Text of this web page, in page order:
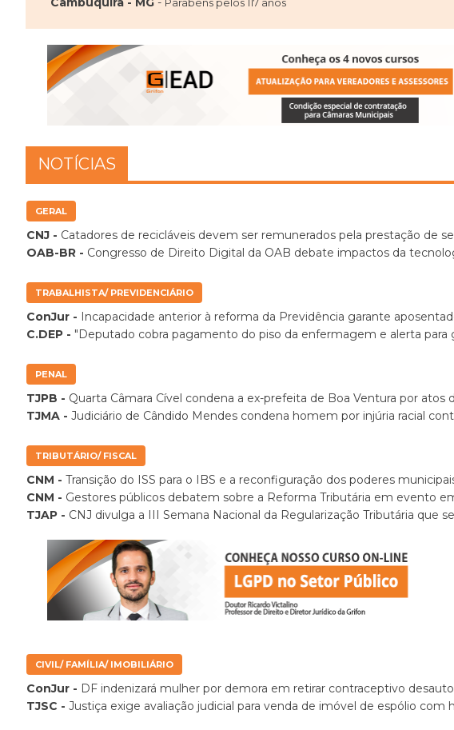
NOTÍCIAS
GERAL
CNJ - Catadores de recicláveis devem ser remunerados pela prestação de
OAB-BR - Congresso de Direito Digital da OAB debate impactos da
TRABALHISTA/ PREVIDENCIÁRIO
ConJur - Incapacidade anterior à reforma da Previdência garante
C.DEP - "Deputado cobra pagamento do piso da enfermagem e alerta para
PENAL
TJPB - Quarta Câmara Cível condena a ex-prefeita de Boa Ventura por atos
TJMA - Judiciário de Cândido Mendes condena homem por injúria racial
TRIBUTÁRIO/ FISCAL
CNM - Transição do ISS para o IBS e a reconfiguração dos poderes
CNM - Gestores públicos debatem sobre a Reforma Tributária em evento
TJAP - CNJ divulga a III Semana Nacional da Regularização Tributária que
CIVIL/ FAMÍLIA/ IMOBILIÁRIO
ConJur - DF indenizará mulher por demora em retirar contraceptivo
TJSC - Justiça exige avaliação judicial para venda de imóvel de espólio com